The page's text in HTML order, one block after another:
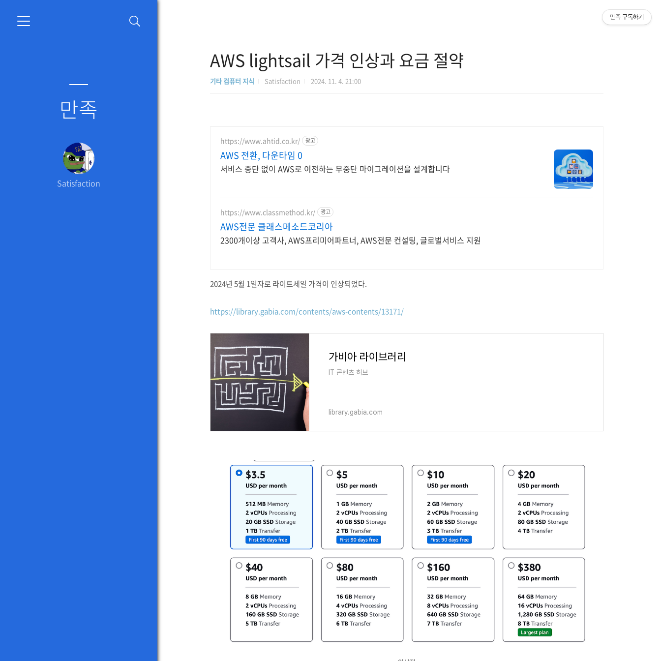
만족
Satisfaction
AWS lightsail 가격 인상과 요금 절약
기타 컴퓨터 지식 Satisfaction 2024. 11. 4. 21:00
https://www.ahtid.co.kr/ 광고
AWS 전환, 다운타임 0
서비스 중단 없이 AWS로 이전하는 무중단 마이그레이션을 설계합니다
https://www.classmethod.kr/ 광고
AWS전문 클래스메소드코리아
2300개이상 고객사, AWS프리미어파트너, AWS전문 컨설팅, 글로벌서비스 지원
2024년 5월 1일자로 라이트세일 가격이 인상되었다.
https://library.gabia.com/contents/aws-contents/13171/
가비아 라이브러리
IT 콘텐츠 허브
library.gabia.com
만족 구독하기